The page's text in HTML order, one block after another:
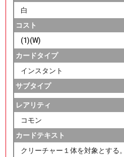
白
コスト
(1)(W)
カードタイプ
インスタント
サブタイプ
レアリティ
コモン
カードテキスト
クリーチャー１体を対象とする